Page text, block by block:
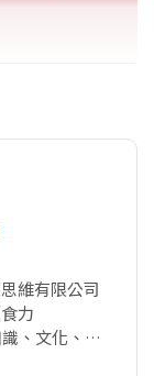
維有限公司
力
、文化、商